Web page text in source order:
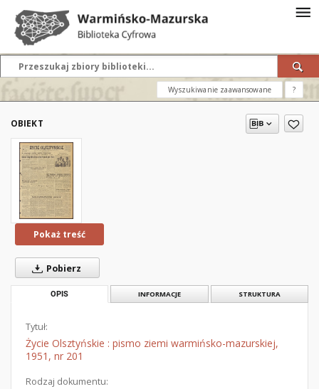
Wyszukiwanie zaawansowane ?
OBIEKT
Pokaż treść
Pobierz
OPIS INFORMACJE STRUKTURA
Tytuł:
Życie Olsztyńskie : pismo ziemi warmińsko-mazurskiej,
1951, nr 201
Rodzaj dokumentu: